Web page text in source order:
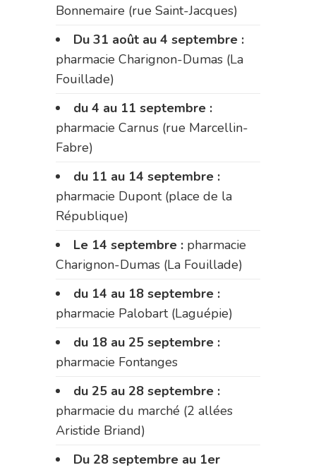
Bonnemaire (rue Saint-Jacques)
Du 31 août au 4 septembre :
pharmacie Charignon-Dumas (La
Fouillade)
du 4 au 11 septembre :
pharmacie Carnus (rue Marcellin-
Fabre)
du 11 au 14 septembre :
pharmacie Dupont (place de la
République)
Le 14 septembre : pharmacie
Charignon-Dumas (La Fouillade)
du 14 au 18 septembre :
pharmacie Palobart (Laguépie)
du 18 au 25 septembre :
pharmacie Fontanges
du 25 au 28 septembre :
pharmacie du marché (2 allées
Aristide Briand)
Du 28 septembre au 1er